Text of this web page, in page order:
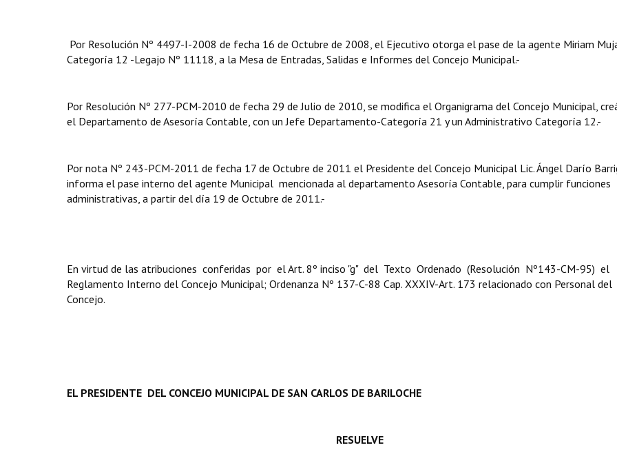
Por Resolución Nº 4497-I-2008 de fecha 16 de Octubre de 2008, el Ejecutivo otorga el pase de la agente Miriam
Categoría 12 -Legajo Nº 11118, a la Mesa de Entradas, Salidas e Informes del Concejo Municipal.-
Por Resolución Nº 277-PCM-2010 de fecha 29 de Julio de 2010, se modifica el Organigrama del Concejo Municipal,
el Departamento de Asesoría Contable, con un Jefe Departamento-Categoría 21 y un Administrativo Categoría 12.-
Por nota Nº 243-PCM-2011 de fecha 17 de Octubre de 2011 el Presidente del Concejo Municipal Lic. Ángel Darío
informa el pase interno del agente Municipal mencionada al departamento Asesoría Contable, para cumplir funciones
administrativas, a partir del día 19 de Octubre de 2011.-
En virtud de las atribuciones conferidas por el Art. 8º inciso "g" del Texto Ordenado (Resolución Nº143-CM-95) el
Reglamento Interno del Concejo Municipal; Ordenanza Nº 137-C-88 Cap. XXXIV-Art. 173 relacionado con Personal del
Concejo.
EL PRESIDENTE DEL CONCEJO MUNICIPAL DE SAN CARLOS DE BARILOCHE
RESUELVE